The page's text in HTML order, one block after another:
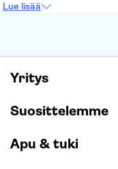
Keukenhof
Lue lisää
Yritys
Suosittelemme
Apu & tuki